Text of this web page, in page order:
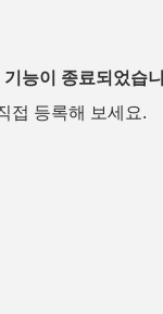
능이 종료되었습
접 등록해 보세요.